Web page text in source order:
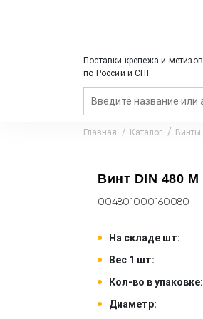
Поставки крепежа и метизов
по России и СНГ
Главная Каталог Винты
Винт DIN 480
004801000160080
На складе шт:
Вес 1 шт:
Кол-во в упаковке:
Диаметр: